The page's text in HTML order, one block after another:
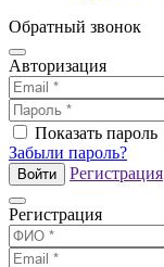
Обратный звонок
Авторизация
Показать пароль
Забыли пароль?
Войти Регистрация
Регистрация